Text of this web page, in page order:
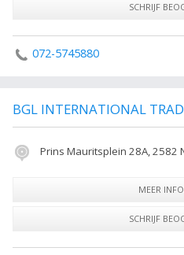
SCHRIJF
072-5745880
BGL INTERNATIONAL
Prins Mauritsplein 28A, 2582
MEER
SCHRIJF